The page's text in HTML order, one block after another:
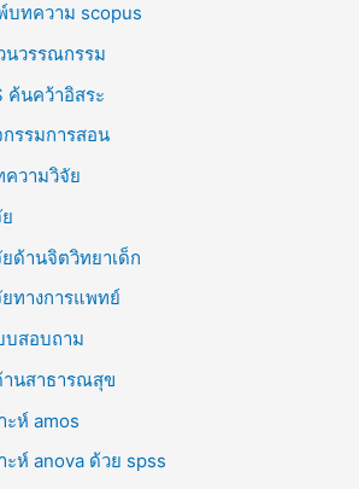
บทความ scopus
นวรรณกรรม
ค้นคว้าอิสระ
รรมการสอน
ความวิจัย
ด้านจิตวิทยาเด็ก
ทางการแพทย์
บสอบถาม
านสาธารณสุข
ะห์ amos
ะห์ anova ด้วย spss